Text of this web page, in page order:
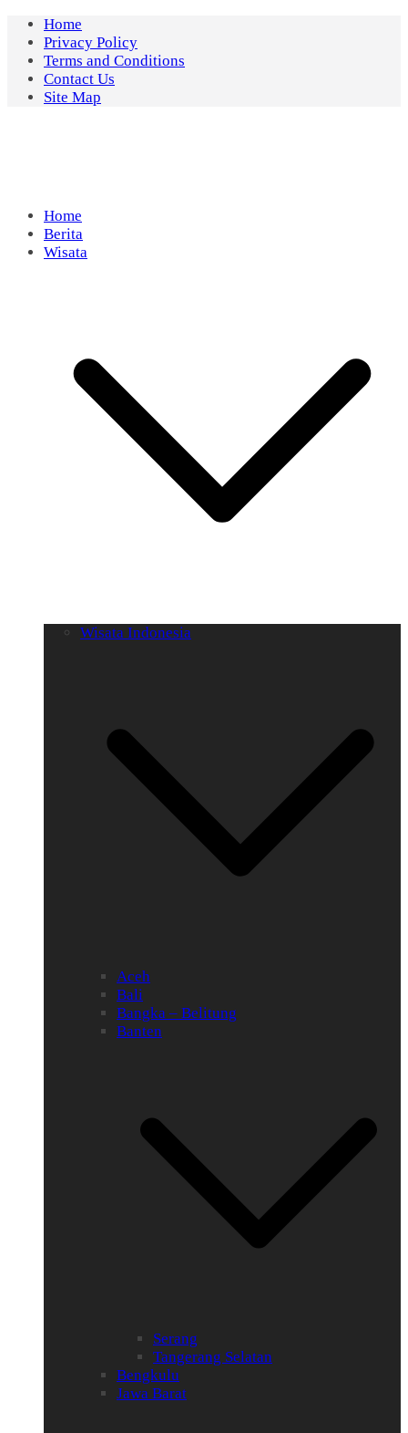
Skip
content
Home
Privacy Policy
Terms and Conditions
Contact Us
Site Map
Home
Berita
Wisata
Wisata Indonesia
Aceh
Bali
Bangka – Belitung
Banten
Serang
Tangerang Selatan
Bengkulu
Jawa Barat